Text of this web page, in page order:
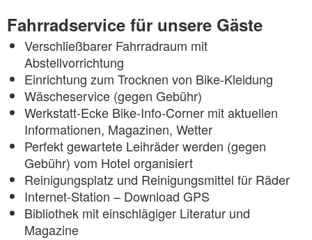
Fahrradservice für unsere Gäste
Verschließbarer Fahrradraum mit
Abstellvorrichtung
Einrichtung zum Trocknen von Bike-Kleidung
Wäscheservice (gegen Gebühr)
Werkstatt-Ecke Bike-Info-Corner mit aktuellen
Informationen, Magazinen, Wetter
Perfekt gewartete Leihräder werden (gegen
Gebühr) vom Hotel organisiert
Reinigungsplatz und Reinigungsmittel für Räder
Internet-Station – Download GPS
Bibliothek mit einschlägiger Literatur und
Magazine